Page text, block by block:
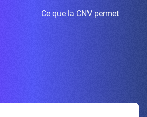
Ce que la CNV permet